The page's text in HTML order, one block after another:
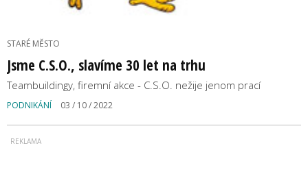
STARÉ MĚSTO
Jsme C.S.O., slavíme 30 let na trhu
Teambuildingy, firemní akce - C.S.O. nežije jenom prací
PODNIKÁNÍ 03 / 10 / 2022